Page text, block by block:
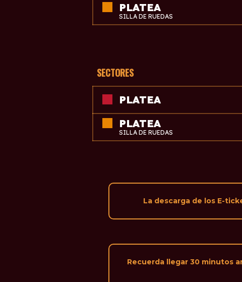
PLATEA
SILLA DE RUEDAS
SECTORES
PLATEA
PLATEA
SILLA DE RUEDAS
La descarga de los E-
Recuerda llegar 30 minutos